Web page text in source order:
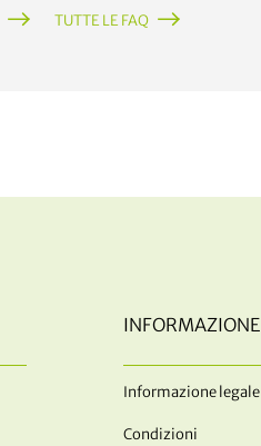
TUTTE LE FAQ
INFORMAZIONE
Informazione legale
Condizioni